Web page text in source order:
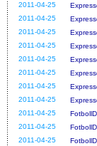
2011-04-25
2011-04-25
2011-04-25
2011-04-25
2011-04-25
2011-04-25
2011-04-25
2011-04-25
2011-04-25
2011-04-25
2011-04-25